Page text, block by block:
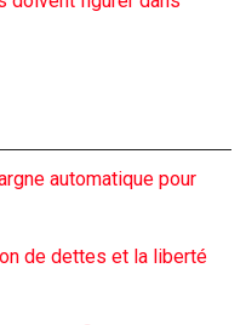
automatique pour
de dettes et la liberté